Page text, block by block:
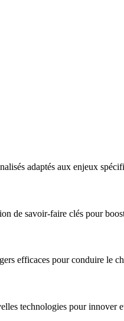
adaptés aux enjeux
de savoir-faire clés pour
efficaces pour conduire le
technologies pour innover